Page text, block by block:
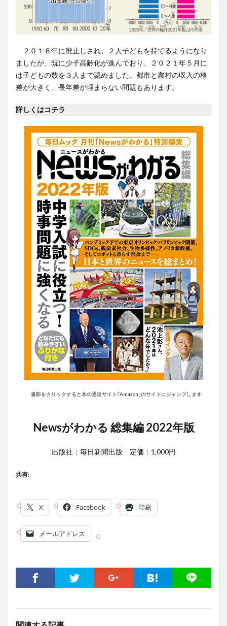
２０１６年に廃止しされ、２人子どもを持てるようになり
ましたが、既に少子高齢化が進んでおり、２０２１年５月に
は子どもの数を３人まで認めました。都市と農村の収入の格
差が大きく、長年差が埋まらない問題もあります。
詳しくはコチラ
書影をクリックすると本の通販サイト｢Amazon｣のサイトにジャンプします
Newsがわかる 総集編 2022年版
出版社：毎日新聞出版 定価：1,000円
共有:
X Facebook 印刷
メールアドレス